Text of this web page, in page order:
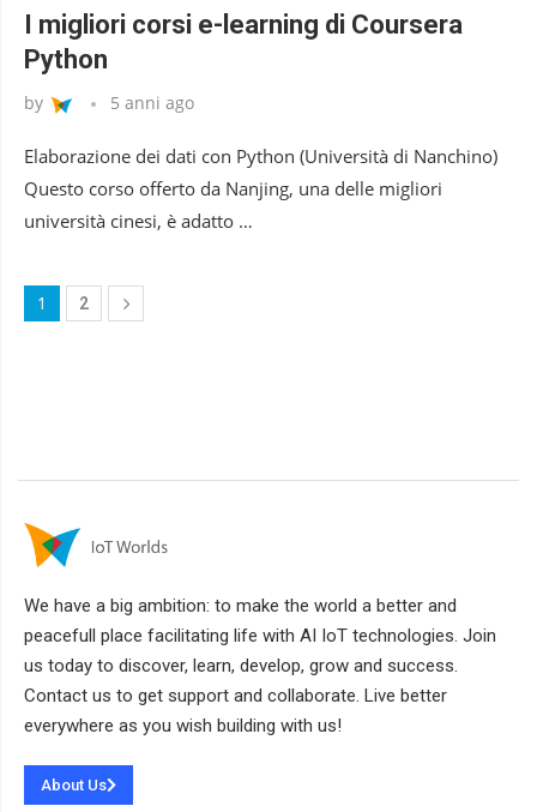
I migliori corsi e-learning di Coursera
Python
by 5 anni ago
Elaborazione dei dati con Python (Università di Nanchino)
Questo corso offerto da Nanjing, una delle migliori
università cinesi, è adatto …
1 2
We have a big ambition: to make the world a better and
peacefull place facilitating life with AI IoT technologies. Join
us today to discover, learn, develop, grow and success.
Contact us to get support and collaborate. Live better
everywhere as you wish building with us!
About Us